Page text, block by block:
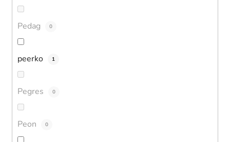
Pedag 0
peerko 1
Pegres 0
Peon 0